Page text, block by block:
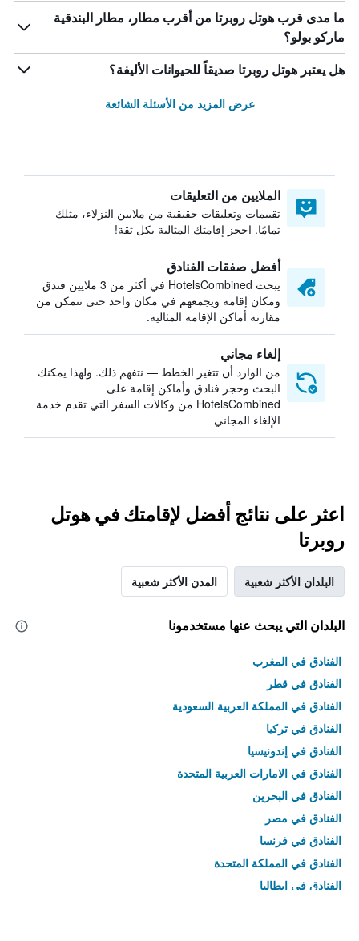
ما مدى قرب هوتل روبرتا من أقرب مطار، مطار البندقية
ماركو بولو؟
هل يعتبر هوتل روبرتا صديقاً للحيوانات الأليفة؟
عرض المزيد من الأسئلة الشائعة
الملايين من التعليقات
تقييمات وتعليقات حقيقية من ملايين النزلاء، مثلك
تمامًا. احجز إقامتك المثالية بكل ثقة!
أفضل صفقات الفنادق
يبحث HotelsCombined في أكثر من 3 ملايين فندق
ومكان إقامة ويجمعهم في مكان واحد حتى تتمكن من
مقارنة أماكن الإقامة المثالية.
إلغاء مجاني
من الوارد أن تتغير الخطط — نتفهم ذلك. ولهذا يمكنك
البحث وحجز فنادق وأماكن إقامة على
HotelsCombined من وكالات السفر التي تقدم خدمة
الإلغاء المجاني
اعثر على نتائج أفضل لإقامتك في هوتل
روبرتا
البلدان الأكثر شعبية المدن الأكثر شعبية
البلدان التي يبحث عنها مستخدمونا
الفنادق في المغرب
الفنادق في قطر
الفنادق في المملكة العربية السعودية
الفنادق في تركيا
الفنادق في إندونيسيا
الفنادق في الامارات العربية المتحدة
الفنادق في البحرين
الفنادق في مصر
الفنادق في فرنسا
الفنادق في المملكة المتحدة
الفنادق في إيطاليا